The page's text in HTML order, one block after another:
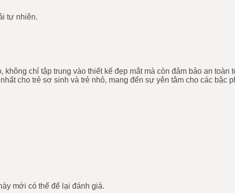
tự nhiên.
chỉ tập trung vào thiết kế đẹp mắt mà còn đảm bảo an
cho trẻ sơ sinh và trẻ nhỏ, mang đến sự yên tâm cho các bậc
mới có thể để lại đánh giá.